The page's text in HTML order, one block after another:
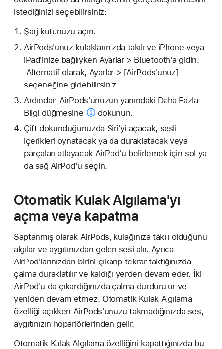
istediğinizi seçebilirsiniz:
Şarj kutunuzu açın.
AirPods'unuz kulaklarınızda takılı ve iPhone veya
iPad'inize bağlıyken Ayarlar > Bluetooth'a gidin.
Alternatif olarak, Ayarlar > [AirPods'unuz]
seçeneğine gidebilirsiniz.
Ardından AirPods'unuzun yanındaki Daha Fazla
Bilgi düğmesine
dokunun.
Çift dokunduğunuzda Siri'yi açacak, sesli
içerikleri oynatacak ya da duraklatacak veya
parçaları atlayacak AirPod'u belirlemek için sol ya
da sağ AirPod'u seçin.
Otomatik Kulak Algılama'yı
açma veya kapatma
Saptanmış olarak AirPods, kulağınıza takılı olduğunu
algılar ve aygıtınızdan gelen sesi alır. Ayrıca
AirPod'larınızdan birini çıkarıp tekrar taktığınızda
çalma duraklatılır ve kaldığı yerden devam eder. İki
AirPod'u da çıkardığınızda çalma durdurulur ve
yeniden devam etmez. Otomatik Kulak Algılama
özelliği açıkken AirPods'unuzu takmadığınızda ses,
aygıtınızın hoparlörlerinden gelir.
Otomatik Kulak Algılama özelliğini kapattığınızda bu